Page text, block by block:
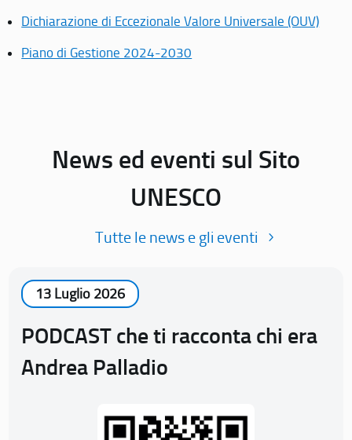
Dichiarazione di Eccezionale Valore Universale (OUV)
Piano di Gestione 2024-2030
News ed eventi sul Sito
UNESCO
Tutte le news e gli eventi
13 Luglio 2026
PODCAST che ti racconta chi era
Andrea Palladio